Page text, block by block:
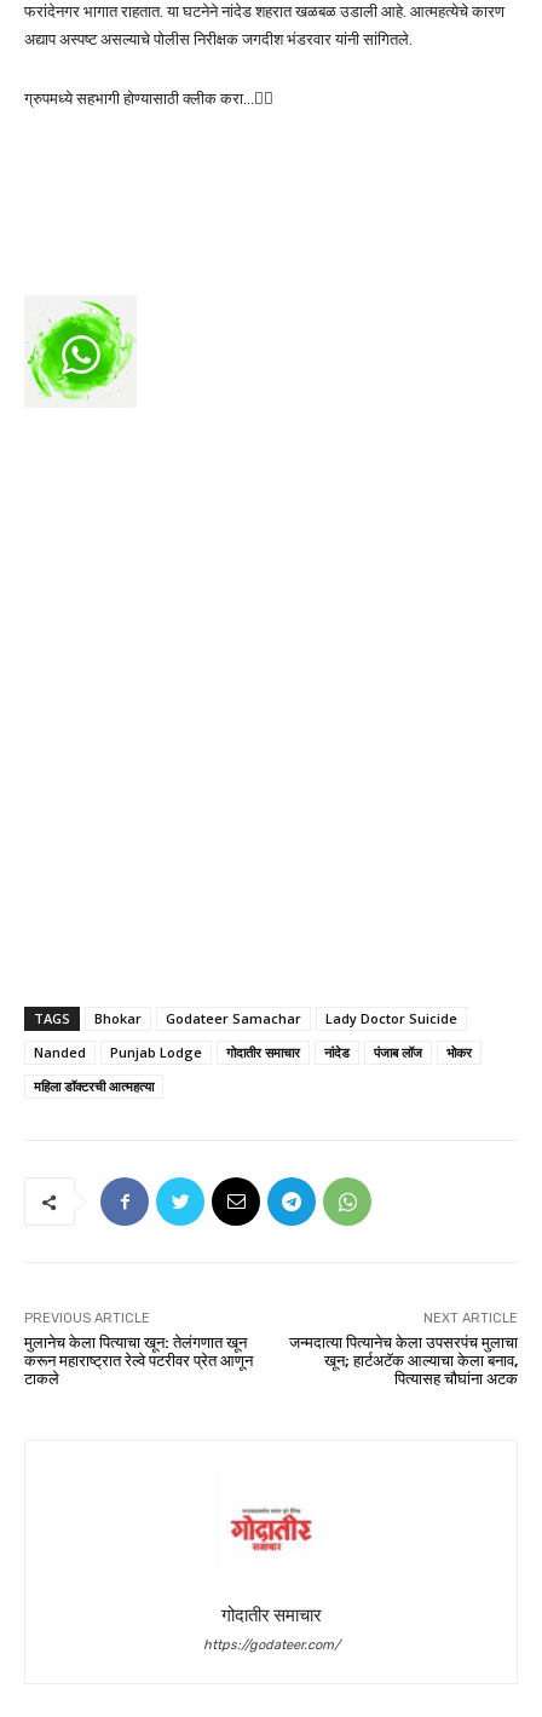
फरांदेनगर भागात राहतात. या घटनेने नांदेड शहरात खळबळ उडाली आहे. आत्महत्येचे कारण
अद्याप अस्पष्ट असल्याचे पोलीस निरीक्षक जगदीश भंडरवार यांनी सांगितले.
ग्रुपमध्ये सहभागी होण्यासाठी क्लीक करा…👆🏻
TAGS Bhokar Godateer Samachar
Lady Doctor Suicide
Nanded
Punjab Lodge गोदातीर समाचार नांदेड पंजाब लॉज
भोकर
महिला डॉक्टरची आत्महत्या
PREVIOUS ARTICLE
मुलानेच केला पित्याचा खून: तेलंगणात खून
करून महाराष्ट्रात रेल्वे पटरीवर प्रेत आणून
टाकले
NEXT ARTICLE
जन्मदात्या पित्यानेच केला उपसरपंच मुलाचा
खून; हार्टअटॅक आल्याचा केला बनाव,
पित्यासह चौघांना अटक
गोदातीर समाचार
https://godateer.com/